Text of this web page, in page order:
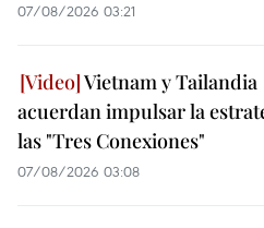
07/08/2026 03:21
Vietnam y Tailandia
acuerdan impulsar la
las "Tres Conexiones"
07/08/2026 03:08